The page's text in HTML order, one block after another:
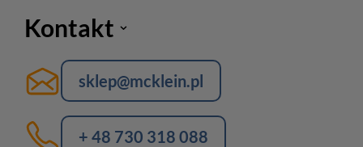
Kontakt
sklep@mcklein.pl
+ 48 730 318 088